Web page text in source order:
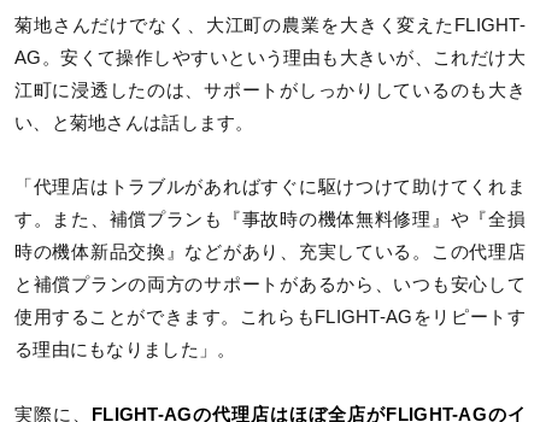
菊地さんだけでなく、大江町の農業を大きく変えたFLIGHT-
AG。安くて操作しやすいという理由も大きいが、これだけ大
江町に浸透したのは、サポートがしっかりしているのも大き
い、と菊地さんは話します。
「代理店はトラブルがあればすぐに駆けつけて助けてくれま
す。また、補償プランも『事故時の機体無料修理』や『全損
時の機体新品交換』などがあり、充実している。この代理店
と補償プランの両方のサポートがあるから、いつも安心して
使用することができます。これらもFLIGHT-AGをリピートす
る理由にもなりました」。
実際に、 FLIGHT-AGの代理店はほぼ全店がFLIGHT-AGのイ